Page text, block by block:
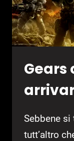
Gears
Sebbene si
tutt’altro